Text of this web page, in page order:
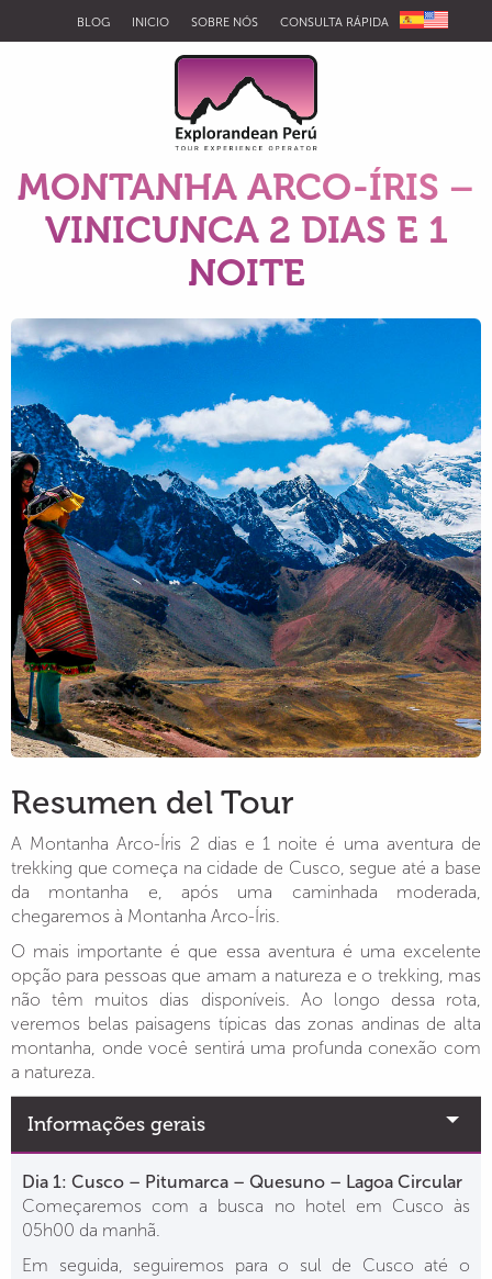
BLOG INICIO SOBRE NÓS CONSULTA RÁPIDA
MONTANHA ARCO-ÍRIS –
VINICUNCA 2 DIAS E 1
NOITE
Resumen del Tour
A Montanha Arco-Íris 2 dias e 1 noite é uma aventura de
trekking que começa na cidade de Cusco, segue até a base
da montanha e, após uma caminhada moderada,
chegaremos à Montanha Arco-Íris.
O mais importante é que essa aventura é uma excelente
opção para pessoas que amam a natureza e o trekking, mas
não têm muitos dias disponíveis. Ao longo dessa rota,
veremos belas paisagens típicas das zonas andinas de alta
montanha, onde você sentirá uma profunda conexão com
a natureza.
Informações gerais
Dia 1: Cusco – Pitumarca – Quesuno – Lagoa Circular
Começaremos com a busca no hotel em Cusco às
05h00 da manhã.
Em seguida, seguiremos para o sul de Cusco até o